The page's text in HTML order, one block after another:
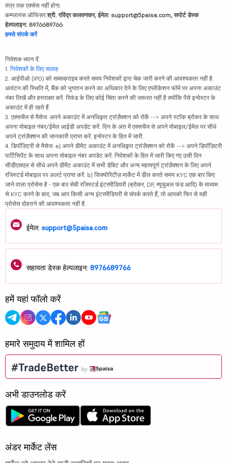
तंत्र तक एक्सेस नहीं होगा.
कम्प्लायंस ऑफिसर:श्री. रविंद्र कलवणकर, ईमेल: support@5paisa.com, सपोर्ट डेस्क
हेल्पलाइन: 8976689766
हमसे संपर्क करें
निवेशक ध्यान दें
1. निवेशकों के लिए सलाह
2. आईपीओ (IPO) को सब्सक्राइब करते समय निवेशकों द्वारा चेक जारी करने की आवश्यकता नहीं है.
आवंटन की स्थिति में, बैंक को भुगतान करने का अधिकार देने के लिए एप्लीकेशन फॉर्म पर अपना अकाउंट
नंबर लिखें और हस्ताक्षर करें. रिफंड के लिए कोई चिंता करने की जरूरत नहीं है क्योंकि पैसे इन्वेस्टर के
अकाउंट में ही रहते हैं.
3. एक्सचेंज से मैसेज: अपने अकाउंट में अनधिकृत ट्रांज़ैक्शन को रोकें --> अपने स्टॉक ब्रोकर के साथ
अपना मोबाइल नंबर/ईमेल आईडी अपडेट करें. दिन के अंत में एक्सचेंज से अपने मोबाइल/ईमेल पर सीधे
अपने ट्रांज़ैक्शन की जानकारी प्राप्त करें. इन्वेस्टर के हित में जारी.
4. डिपॉज़िटरी से मैसेज: a) अपने डीमैट अकाउंट में अनधिकृत ट्रांज़ैक्शन को रोकें --> अपने डिपॉज़िटरी
पार्टिसिपेंट के साथ अपना मोबाइल नंबर अपडेट करें. निवेशकों के हित में जारी किए गए उसी दिन
सीडीएसएल से सीधे अपने डीमैट अकाउंट में सभी डेबिट और अन्य महत्वपूर्ण ट्रांज़ैक्शन के लिए अपने
रजिस्टर्ड मोबाइल पर अलर्ट प्राप्त करें. b) सिक्योरिटीज़ मार्केट में डील करते समय KYC एक बार किए
जाने वाला प्रोसेस है - एक बार सेबी रजिस्टर्ड इंटरमीडियरी (ब्रोकर, DP, म्यूचुअल फंड आदि) के माध्यम
से KYC करने के बाद, जब आप किसी अन्य इंटरमीडियरी से संपर्क करते हैं, तो आपको फिर से यही
प्रोसेस दोहराने की आवश्यकता नहीं है.
ईमेल: support@5paisa.com
सहायता डेस्क हेल्पलाइन: 8976689766
हमें यहां फॉलो करें
हमारे समुदाय में शामिल हों
अभी डाउनलोड करें
अंडर मार्केट लेंस